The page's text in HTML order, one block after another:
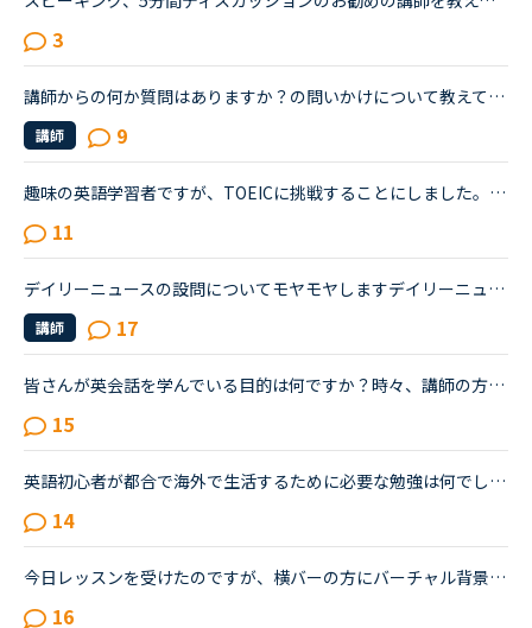
3
講師からの何か質問はありますか？の問いかけについて教えてください。初めて3ヶ月の初心者で、もうすぐ海外旅行にいくので、旅行英会話を教材としてやってます。何か質問はありますか？と聞かれることがあるんで...
講師 9
趣味の英語学習者ですが、TOEICに挑戦することにしました。海外旅行をより楽しむために英語学習していますが、この状況で次の旅行はいつになるやら。目的を失ってダレてきたのでTOEICを受けることを思い立ちまし...
11
デイリーニュースの設問についてモヤモヤしますデイリーニュースが好きでよくとっています。世界のニュースのトピックで、内容が常に更新されてとてもいいと思うのですが、最後の３つの設問にいつもモヤモヤしま...
講師 17
皆さんが英会話を学んでいる目的は何ですか？時々、講師の方から聞かれると思いますが、自分の場合は、外国人の友人ともっと流暢に会話がしたいという目的です。・就職、転職のため・キャリアアップ、仕事のため...
15
英語初心者が都合で海外で生活するために必要な勉強は何でしょうか？恥ずかしながら、20年ほど英語からは遠ざかってきました。ほぼしゃべれません。現在カランSTAGE1から始めSTAGE3に入ったところです。こちらは...
14
今日レッスンを受けたのですが、横バーの方にバーチャル背景というものがありました。どんなのか分かる方いたら教えてほしいです
16